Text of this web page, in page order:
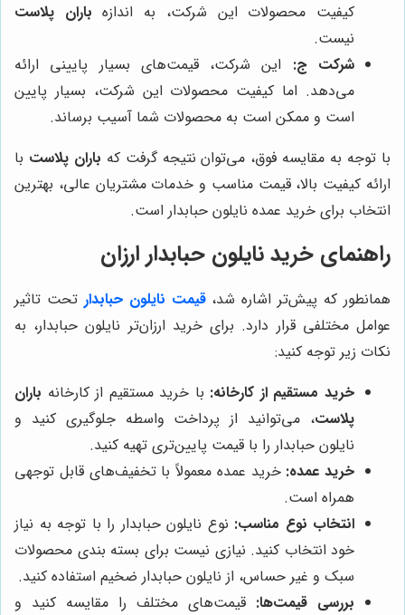
کیفیت محصولات این شرکت، به اندازه باران پلاست
نیست.
شرکت ج: این شرکت، قیمت‌های بسیار پایینی ارائه
می‌دهد. اما کیفیت محصولات این شرکت، بسیار پایین
است و ممکن است به محصولات شما آسیب برساند.
با توجه به مقایسه فوق، می‌توان نتیجه گرفت که باران پلاست با
ارائه کیفیت بالا، قیمت مناسب و خدمات مشتریان عالی، بهترین
انتخاب برای خرید عمده نایلون حبابدار است.
راهنمای خرید نایلون حبابدار ارزان
همانطور که پیش‌تر اشاره شد،قیمت نایلون حبابدار تحت تاثیر
عوامل مختلفی قرار دارد. برای خرید ارزان‌تر نایلون حبابدار، به
نکات زیر توجه کنید:
خرید مستقیم از کارخانه: با خرید مستقیم از کارخانه باران
پلاست، می‌توانید از پرداخت واسطه جلوگیری کنید و
نایلون حبابدار را با قیمت پایین‌تری تهیه کنید.
خرید عمده: خرید عمده معمولاً با تخفیف‌های قابل توجهی
همراه است.
انتخاب نوع مناسب: نوع نایلون حبابدار را با توجه به نیاز
خود انتخاب کنید. نیازی نیست برای بسته بندی محصولات
سبک و غیر حساس، از نایلون حبابدار ضخیم استفاده کنید.
بررسی قیمت‌ها: قیمت‌های مختلف را مقایسه کنید و